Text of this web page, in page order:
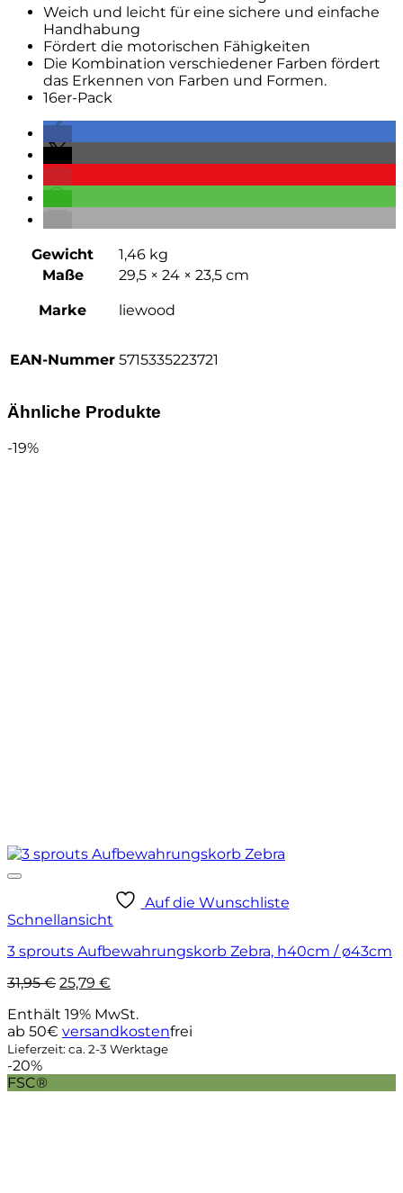
Weich und leicht für eine sichere und einfache
Handhabung
Fördert die motorischen Fähigkeiten
Die Kombination verschiedener Farben fördert
das Erkennen von Farben und Formen.
16er-Pack
Gewicht
1,46 kg
Maße
29,5 × 24 × 23,5 cm
Marke liewood
EAN-Nummer 5715335223721
Ähnliche Produkte
-19%
Auf die Wunschliste
Schnellansicht
3 sprouts Aufbewahrungskorb Zebra, h40cm / ø43cm
31,95€ Ursprünglicher
war:
31,95 €
25,79 €
ist:
25,79 €.
Enthält 19% MwSt.
ab 50€ versandkostenfrei
Lieferzeit: ca. 2-3 Werktage
-20%
FSC®